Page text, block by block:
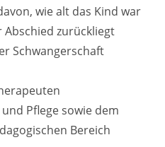
wie alt das Kind war
Abschied zurückliegt
Schwangerschaft
Pflege sowie dem
Bereich